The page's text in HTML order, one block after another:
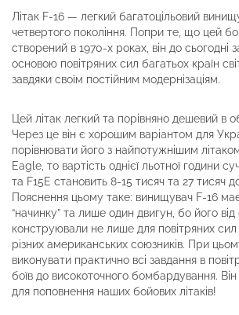
Літак F-16 — легкий багатоцільовий
четвертого покоління. Попри те, що цей
створений в 1970-х роках, він до сьогодні
основою повітряних сил багатьох країн
завдяки своїм постійним модернізаціям.
Цей літак легкий та порівняно дешевий в
Через це він є хорошим варіантом для
порівнювати його з найпотужнішим
Eagle, то вартість однієї льотної години
та F15E становить 8-15 тисяч та 27 тисяч
Пояснення цьому таке: винищувач F-16
“начинку” та лише один двигун, бо його
конструювали не лише для повітряних
різних американських союзників. При
виконувати практично всі завдання в
боїв до високоточного бомбардування.
для поповнення наших бойових літаків!